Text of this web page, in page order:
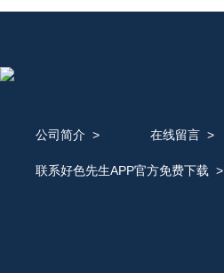
公司简介 > 在线留言>
联系好色先生APP官方免费下载 >